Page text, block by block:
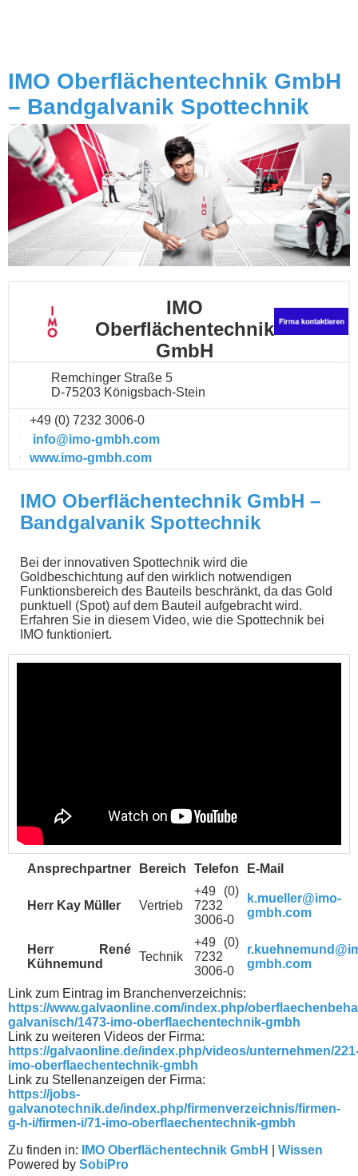
IMO Oberflächentechnik GmbH
– Bandgalvanik Spottechnik
IMO
Oberflächentechnik
GmbH
Remchinger Straße 5
D-75203 Königsbach-Stein
+49 (0) 7232 3006-0
info@imo-gmbh.com
www.imo-gmbh.com
IMO Oberflächentechnik GmbH –
Bandgalvanik Spottechnik
Bei der innovativen Spottechnik wird die
Goldbeschichtung auf den wirklich notwendigen
Funktionsbereich des Bauteils beschränkt, da das Gold
punktuell (Spot) auf dem Bauteil aufgebracht wird.
Erfahren Sie in diesem Video, wie die Spottechnik bei
IMO funktioniert.
Ansprechpartner Bereich Telefon E-Mail
Herr Kay Müller Vertrieb
+49 (0)
7232
3006-0
k.mueller@imo-
gmbh.com
Herr René
Kühnemund
Technik
+49 (0)
7232
3006-0
gmbh.com
Link zum Eintrag im Branchenverzeichnis:
https://www.galvaonline.com/index.php/
galvanisch/1473-imo-oberflaechentechnik-gmbh
Link zu weiteren Videos der Firma:
https://galvaonline.de/index.php/videos/unternehmen/
imo-oberflaechentechnik-gmbh
Link zu Stellenanzeigen der Firma:
https://jobs-
galvanotechnik.de/index.php/firmenverzeichnis/firmen-
g-h-i/firmen-i/71-imo-oberflaechentechnik-gmbh
Zu finden in:
IMO Oberflächentechnik GmbH
Wissen
Powered by SobiPro